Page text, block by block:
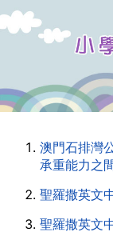
澳門石排灣
承重能力之
聖羅撒英文
聖羅撒英文